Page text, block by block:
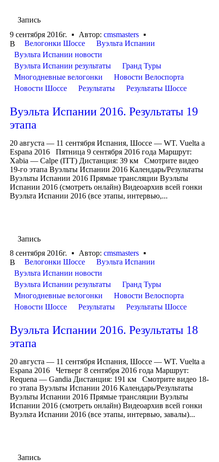
Запись
9 сентября 2016г.
Автор: cmsmasters
В
Велогонки Шоссе
Вуэльта Испании
Вуэльта Испании новости
Вуэльта Испании результаты
Гранд Туры
Многодневные велогонки
Новости Велоспорта
Новости Шоссе
Результаты Результаты Шоссе
Вуэльта Испании 2016. Результаты 19
этапа
20 августа — 11 сентября Испания, Шоссе — WT. Vuelta a
Espana 2016 Пятница 9 сентября 2016 года Маршрут:
Xabia — Calpe (ITT) Дистанция: 39 км Смотрите видео
19-го этапа Вуэльты Испании 2016 Календарь/Результаты
Вуэльты Испании 2016 Прямые трансляции Вуэльты
Испании 2016 (смотреть онлайн) Видеоархив всей гонки
Вуэльта Испании 2016 (все этапы, интервью,...
Запись
8 сентября 2016г.
Автор: cmsmasters
В
Велогонки Шоссе
Вуэльта Испании
Вуэльта Испании новости
Вуэльта Испании результаты
Гранд Туры
Многодневные велогонки
Новости Велоспорта
Новости Шоссе
Результаты Результаты Шоссе
Вуэльта Испании 2016. Результаты 18
этапа
20 августа — 11 сентября Испания, Шоссе — WT. Vuelta a
Espana 2016 Четверг 8 сентября 2016 года Маршрут:
Requena — Gandia Дистанция: 191 км Смотрите видео 18-
го этапа Вуэльты Испании 2016 Календарь/Результаты
Вуэльты Испании 2016 Прямые трансляции Вуэльты
Испании 2016 (смотреть онлайн) Видеоархив всей гонки
Вуэльта Испании 2016 (все этапы, интервью, завалы)...
Запись